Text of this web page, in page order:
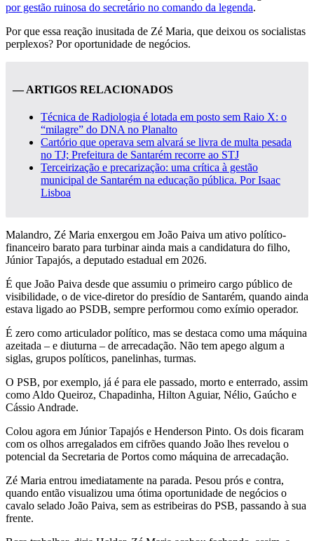
por gestão ruinosa do secretário no comando da legenda.
Por que essa reação inusitada de Zé Maria, que deixou os socialistas
perplexos? Por oportunidade de negócios.
— ARTIGOS RELACIONADOS
Técnica de Radiologia é lotada em posto sem Raio X: o
“milagre” do DNA no Planalto
Cartório que operava sem alvará se livra de multa pesada
no TJ; Prefeitura de Santarém recorre ao STJ
Terceirização e precarização: uma crítica à gestão
municipal de Santarém na educação pública. Por Isaac
Lisboa
Malandro, Zé Maria enxergou em João Paiva um ativo político-
financeiro barato para turbinar ainda mais a candidatura do filho,
Júnior Tapajós, a deputado estadual em 2026.
É que João Paiva desde que assumiu o primeiro cargo público de
visibilidade, o de vice-diretor do presídio de Santarém, quando ainda
estava ligado ao PSDB, sempre performou como exímio operador.
É zero como articulador político, mas se destaca como uma máquina
azeitada – e diuturna – de arrecadação. Não tem apego algum a
siglas, grupos políticos, panelinhas, turmas.
O PSB, por exemplo, já é para ele passado, morto e enterrado, assim
como Aldo Queiroz, Chapadinha, Hilton Aguiar, Nélio, Gaúcho e
Cássio Andrade.
Colou agora em Júnior Tapajós e Henderson Pinto. Os dois ficaram
com os olhos arregalados em cifrões quando João lhes revelou o
potencial da Secretaria de Portos como máquina de arrecadação.
Zé Maria entrou imediatamente na parada. Pesou prós e contra,
quando então visualizou uma ótima oportunidade de negócios o
cavalo selado João Paiva, sem as estribeiras do PSB, passando à sua
frente.